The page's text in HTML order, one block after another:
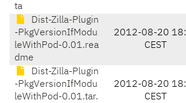
ta
Dist-Zilla-Plugin
-PkgVersionIfModu
leWithPod-0.01.rea
dme
2012-08-20
CEST
Dist-Zilla-Plugin
-PkgVersionIfModu
leWithPod-0.01.tar.
2012-08-20
CEST